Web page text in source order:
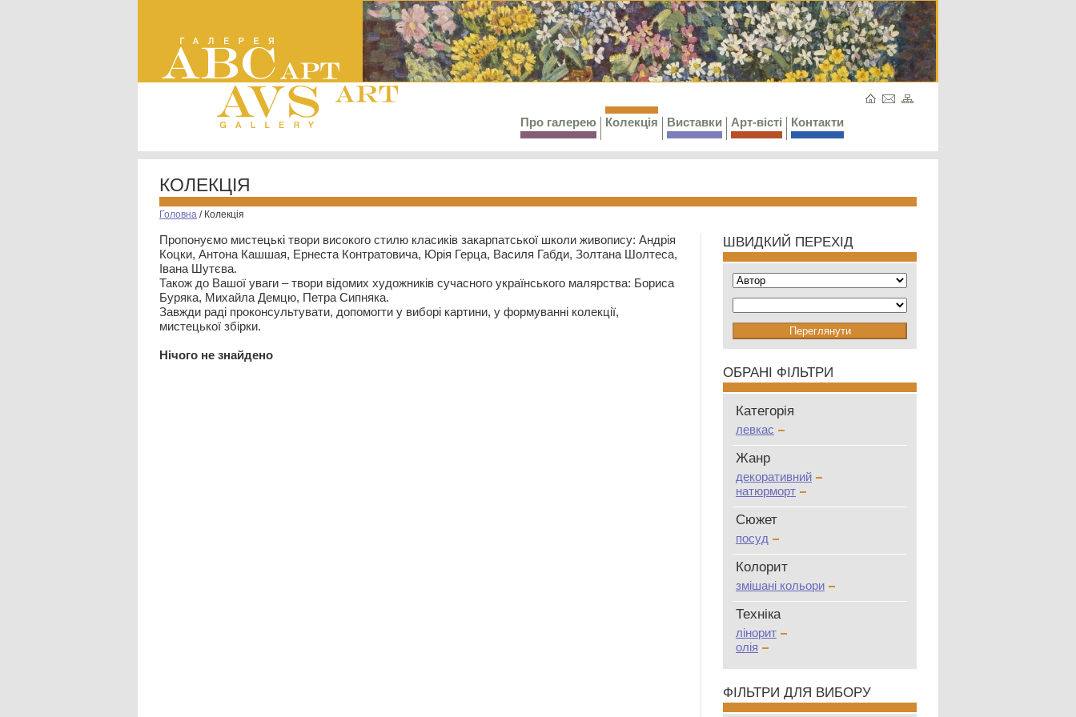
Про галерею Колекція Виставки Арт-вісті Контакти
КОЛЕКЦІЯ
Головна / Колекція
Пропонуємо мистецькі твори високого стилю класиків закарпатської школи живопису: Андрія
Коцки, Антона Кашшая, Ернеста Контратовича, Юрія Герца, Василя Габди, Золтана Шолтеса,
Івана Шутєва.
Також до Вашої уваги – твори відомих художників сучасного українського малярства: Бориса
Буряка, Михайла Демцю, Петра Сипняка.
Завжди раді проконсультувати, допомогти у виборі картини, у формуванні колекції,
мистецької збірки.
Нiчого не знайдено
ШВИДКИЙ ПЕРЕХІД
ОБРАНІ ФІЛЬТРИ
Категорія
левкас
Жанр
декоративний
натюрморт
Сюжет
посуд
Колорит
змішані кольори
Техніка
лінорит
олія
ФІЛЬТРИ ДЛЯ ВИБОРУ